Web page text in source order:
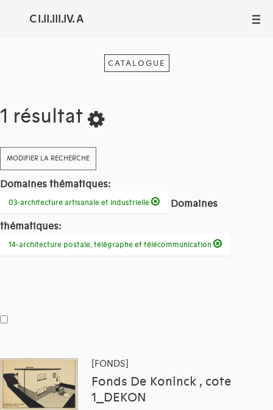
C I.II.III.IV. A III
CATALOGUE
1 résultat
MODIFIER LA RECHERCHE
Domaines thématiques:
03-architecture artisanale et industrielle
Domaines
thématiques:
14-architecture postale, télégraphe et télécommunication
[FONDS]
Fonds De Koninck , cote
1_DEKON